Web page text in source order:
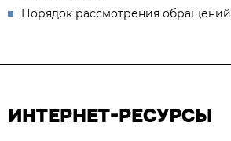
Порядок рассмотрения обращений
ИНТЕРНЕТ-РЕСУРСЫ